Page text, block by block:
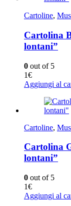
Cartoline,
Cartolina
lontani”
0 out of 5
1€
Aggiungi al
Cartoline,
Cartolina
lontani”
0 out of 5
1€
Aggiungi al